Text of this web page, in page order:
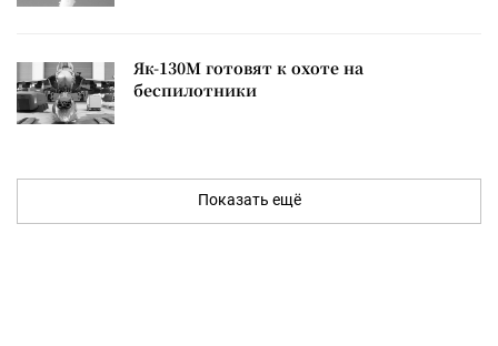
Як-130М готовят к охоте на
беспилотники
Показать ещё